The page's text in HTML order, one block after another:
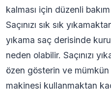
kalması için düzenli
Saçınızı sık sık
yıkama saç derisinde
neden olabilir. Saçınızı
özen gösterin ve
makinesi kullanmaktan